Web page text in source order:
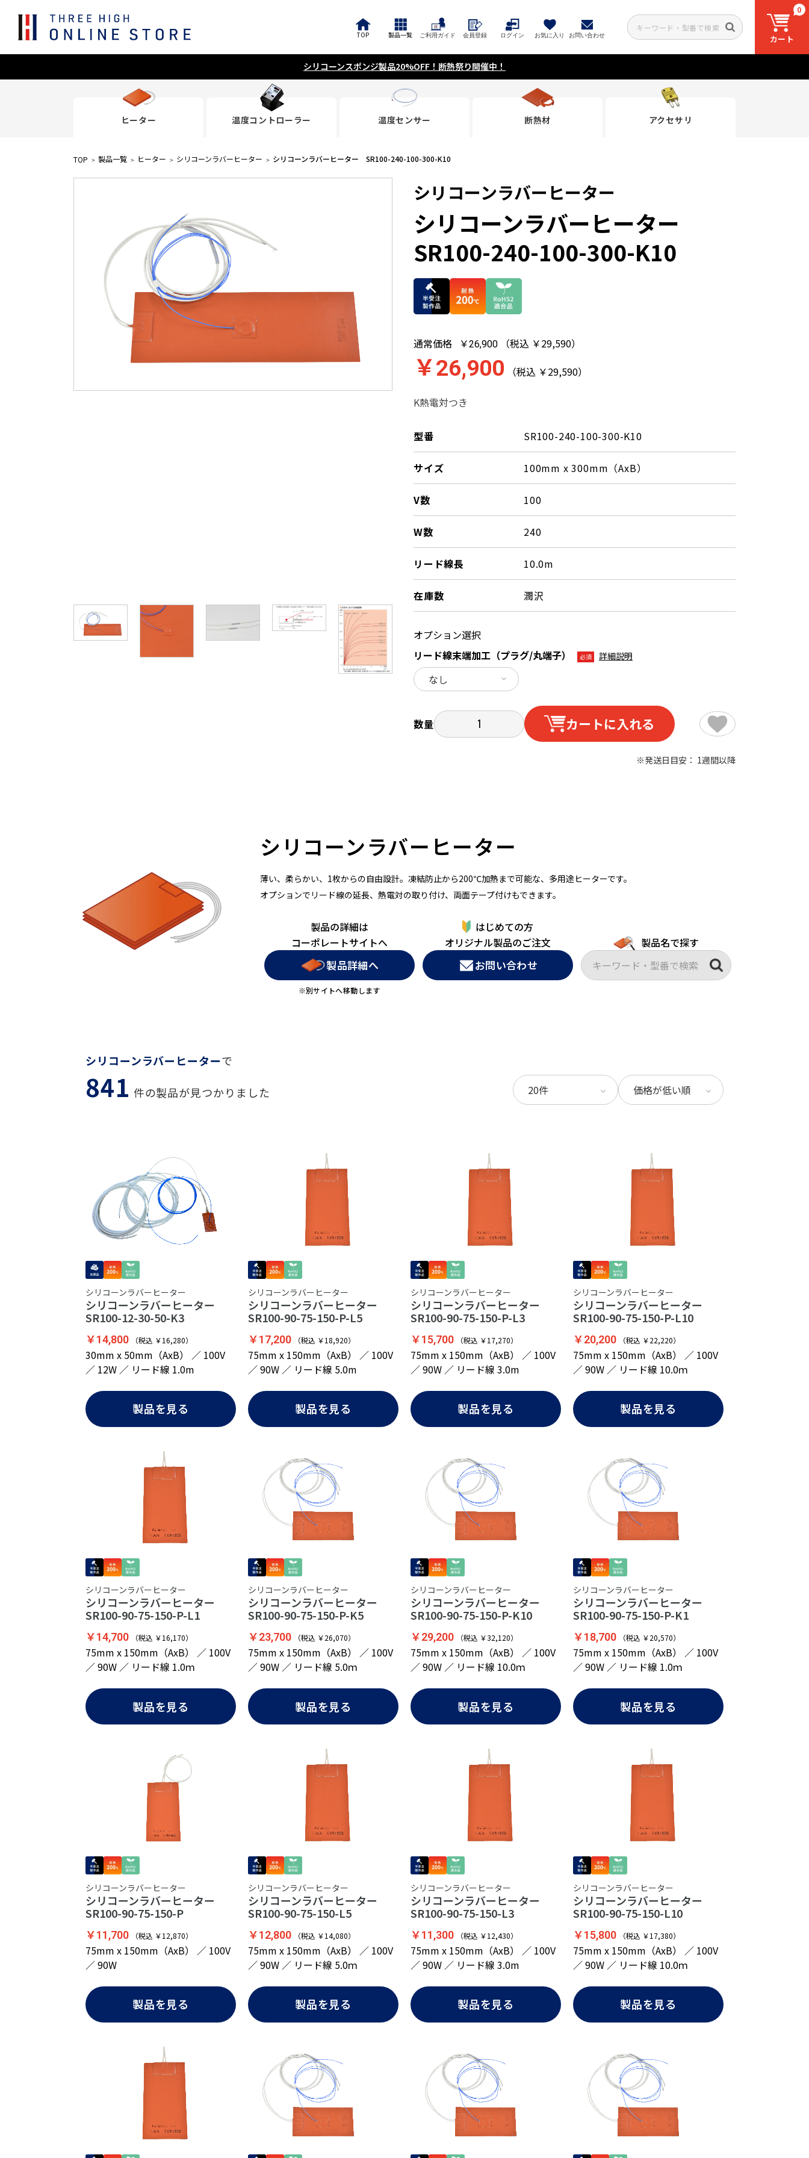
TOP 製品一覧 ご利用ガイド 会員登録 ログイン お気に入り お問い合わせ
0
カート
シリコーンスポンジ製品20%OFF！断熱祭り開催中！
ヒーター 温度コントローラー 温度センサー 断熱材 アクセサリ
TOP 製品一覧 ヒーター シリコーンラバーヒーター シリコーンラバーヒーター SR100-240-100-300-K10
シリコーンラバーヒーター
シリコーンラバーヒーター
SR100-240-100-300-K10
通常価格 ￥26,900 （税込 ￥29,590）
￥26,900 （税込 ￥29,590）
K熱電対つき
型番 SR100-240-100-300-K10
サイズ 100mm x 300mm（AxB）
V数 100
W数 240
リード線長 10.0m
在庫数 潤沢
オプション選択
リード線末端加工（プラグ/丸端子）
必須 詳細説明
数量 カートに入れる
※発送日目安： 1週間以降
シリコーンラバーヒーター
薄い、柔らかい、1枚からの自由設計。凍結防止から200℃加熱まで可能な、多用途ヒーターです。
オプションでリード線の延長、熱電対の取り付け、両面テープ付けもできます。
製品の詳細は
コーポレートサイトへ
製品詳細へ
※別サイトへ移動します
はじめての方
オリジナル製品のご注文
お問い合わせ
製品名で探す
シリコーンラバーヒーターで
841 件の製品が見つかりました
シリコーンラバーヒーター
シリコーンラバーヒーター
SR100-12-30-50-K3
￥14,800 （税込 ￥16,280）
30mm x 50mm（AxB） ／ 100V
／ 12W ／ リード線 1.0m
製品を見る
シリコーンラバーヒーター
シリコーンラバーヒーター
SR100-90-75-150-P-L5
￥17,200 （税込 ￥18,920）
75mm x 150mm（AxB） ／ 100V
／ 90W ／ リード線 5.0m
製品を見る
シリコーンラバーヒーター
シリコーンラバーヒーター
SR100-90-75-150-P-L3
￥15,700 （税込 ￥17,270）
75mm x 150mm（AxB） ／ 100V
／ 90W ／ リード線 3.0m
製品を見る
シリコーンラバーヒーター
シリコーンラバーヒーター
SR100-90-75-150-P-L10
￥20,200 （税込 ￥22,220）
75mm x 150mm（AxB） ／ 100V
／ 90W ／ リード線 10.0ｍ
製品を見る
シリコーンラバーヒーター
シリコーンラバーヒーター
SR100-90-75-150-P-L1
￥14,700 （税込 ￥16,170）
75mm x 150mm（AxB） ／ 100V
／ 90W ／ リード線 1.0ｍ
製品を見る
シリコーンラバーヒーター
シリコーンラバーヒーター
SR100-90-75-150-P-K5
￥23,700 （税込 ￥26,070）
75mm x 150mm（AxB） ／ 100V
／ 90W ／ リード線 5.0ｍ
製品を見る
シリコーンラバーヒーター
シリコーンラバーヒーター
SR100-90-75-150-P-K10
￥29,200 （税込 ￥32,120）
75mm x 150mm（AxB） ／ 100V
／ 90W ／ リード線 10.0ｍ
製品を見る
シリコーンラバーヒーター
シリコーンラバーヒーター
SR100-90-75-150-P-K1
￥18,700 （税込 ￥20,570）
75mm x 150mm（AxB） ／ 100V
／ 90W ／ リード線 1.0ｍ
製品を見る
シリコーンラバーヒーター
シリコーンラバーヒーター
SR100-90-75-150-P
￥11,700 （税込 ￥12,870）
75mm x 150mm（AxB） ／ 100V
／ 90W
製品を見る
シリコーンラバーヒーター
シリコーンラバーヒーター
SR100-90-75-150-L5
￥12,800 （税込 ￥14,080）
75mm x 150mm（AxB） ／ 100V
／ 90W ／ リード線 5.0ｍ
製品を見る
シリコーンラバーヒーター
シリコーンラバーヒーター
SR100-90-75-150-L3
￥11,300 （税込 ￥12,430）
75mm x 150mm（AxB） ／ 100V
／ 90W ／ リード線 3.0m
製品を見る
シリコーンラバーヒーター
シリコーンラバーヒーター
SR100-90-75-150-L10
￥15,800 （税込 ￥17,380）
75mm x 150mm（AxB） ／ 100V
／ 90W ／ リード線 10.0ｍ
製品を見る